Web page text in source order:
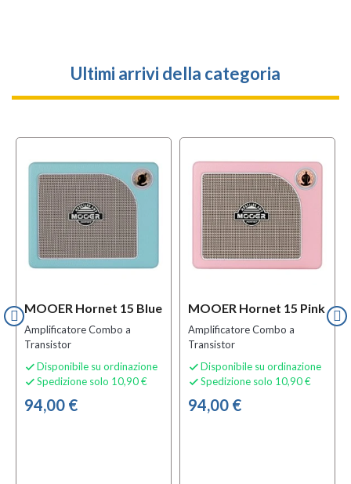
Ultimi arrivi della categoria
MOOER Hornet 15 Blue
Amplificatore Combo a
Transistor
 Disponibile su ordinazione
 Spedizione solo 10,90 €
94,00 €
MOOER Hornet 15 Pink
Amplificatore Combo a
Transistor
 Disponibile su ordinazione
 Spedizione solo 10,90 €
94,00 €